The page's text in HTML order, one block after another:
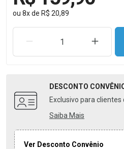
ou 8xde R$ 20,89
REMOVER UMA UNIDADE
DESCONTO
Exclusivo para
Saiba Mais
Ver Desconto Convênio